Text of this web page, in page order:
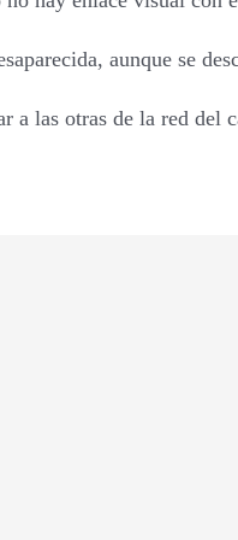
aunque se
a las otras de la red del